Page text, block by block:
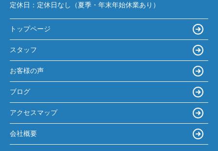
定休日： 定休日なし（夏季・年末年始休業あり）
トップページ
スタッフ
お客様の声
ブログ
アクセスマップ
会社概要